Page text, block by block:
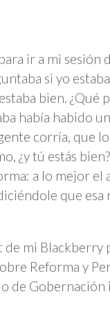
ir a mi
si yo
bien. ¿Qué
había habido
corría, que
¿y tú estás
a lo mejor el
que
mi Blackberry
Reforma y
de Gobernación